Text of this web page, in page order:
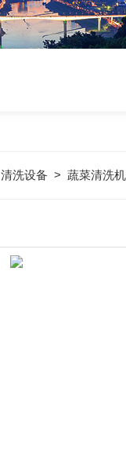
清洗设备 > 蔬菜清洗机